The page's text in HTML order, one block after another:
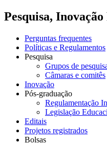
Pesquisa,
Perguntas frequentes
Políticas e Regulamentos
Pesquisa
Grupos de
Câmaras e comitês
Inovação
Pós-graduação
Regulamentação
Legislação
Editais
Projetos registrados
Bolsas